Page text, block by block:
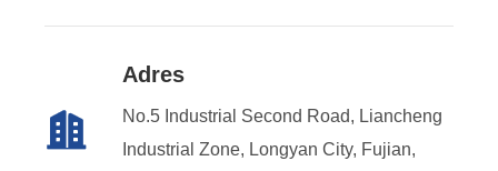

Adres
No.5 Industrial Second Road, Liancheng
Industrial Zone, Longyan City, Fujian,